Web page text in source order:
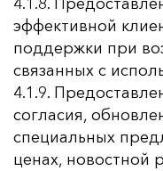
эффективной
поддержки при
связанных с
4.1.9.
согласия,
специальных
ценах, новостной